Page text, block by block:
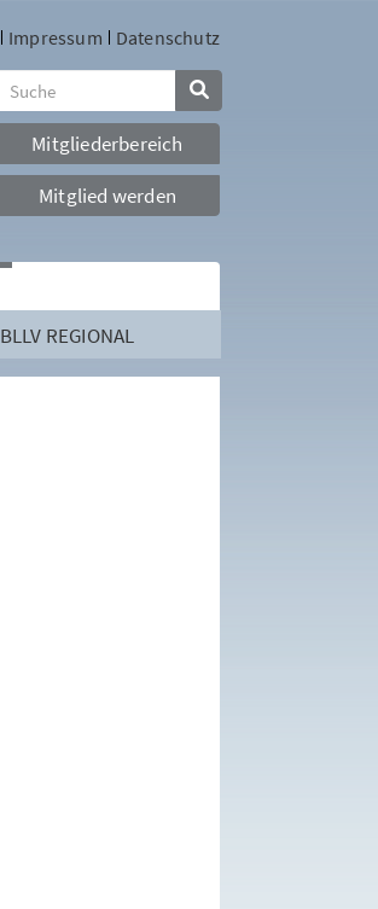
Impressum Datenschutz
Mitgliederbereich
Mitglied werden
BLLV REGIONAL